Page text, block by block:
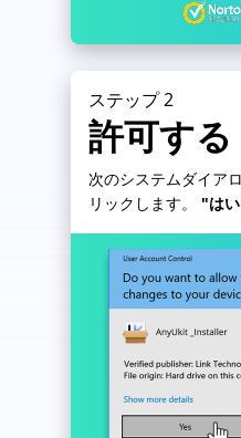
ステップ 2
許可する
次のシステムダイア
リックします。 "は